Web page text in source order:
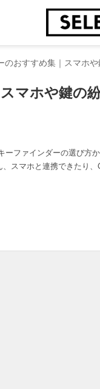
のおすすめ集｜スマホ
マホや鍵の
ファインダーの選び方
スマホと連携できたり